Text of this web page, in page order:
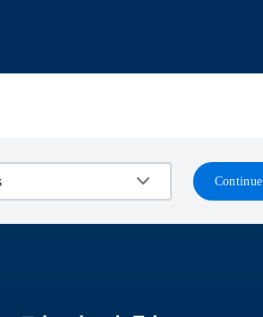
Continue